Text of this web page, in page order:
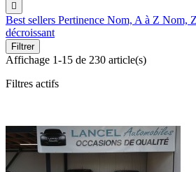

Best sellers Pertinence Nom, A à Z Nom,
décroissant
Filtrer
Affichage 1-15 de 230 article(s)
Filtres actifs